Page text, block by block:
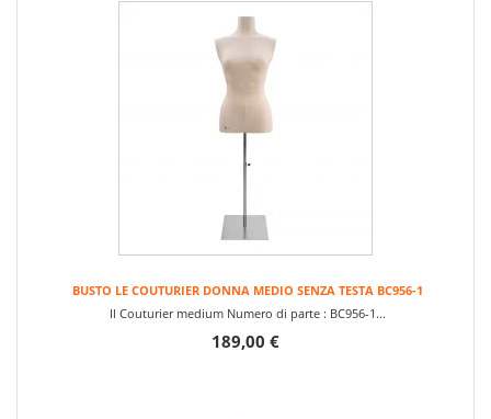
BUSTO LE COUTURIER DONNA MEDIO SENZA TESTA BC956-1
Il Couturier medium Numero di parte : BC956-1...
189,00 €